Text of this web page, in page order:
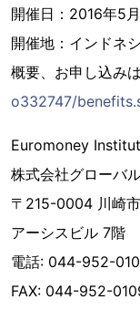
開催日：2016年5
開催地：インドネ
概要、お申し込み
o332747/
Euromoney
株式会社グローバ
〒215-0004 川崎
アーシスビル 7階
電話: 044-952-
FAX: 044-952-